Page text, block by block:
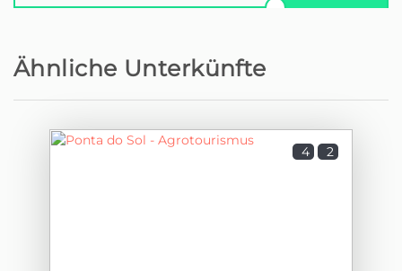
Ähnliche Unterkünfte
4 2